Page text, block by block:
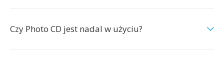
Czy Photo CD jest nadal w użyciu?